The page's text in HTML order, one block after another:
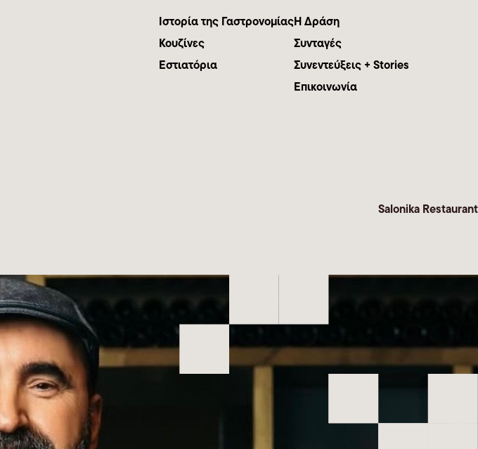
Ιστορία της Γαστρονομίας
Κουζίνες
Εστιατόρια
Η Δράση
Συνταγές
Συνεντεύξεις + Stories
Επικοινωνία
Salonika Restaurant